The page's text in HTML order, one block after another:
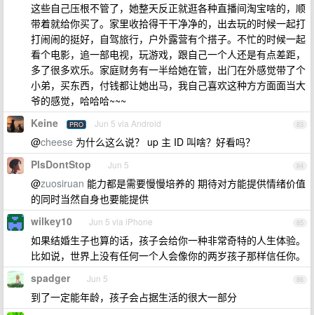
这些自己压根不管了，她整天反正就逛各种直播间淘宝啥的，顺
带着就给你买了。家里收拾得干干净净的，出去玩的时候一起打
打闹闹的挺好，自驾旅行，户外露营有个搭子。不忙的时候一起
看个电影，追一部电视，玩游戏，跟自己一个人还是有点差距，
多了很多欢乐。家庭财务有一半给她在管，出门在外感觉带了个
小弟，买东西，付钱都让她出马，我自己喜欢这种方方面面当大
爷的感觉，哈哈哈~~~
83
Keine PRO Jun 5 via Android
@cheese 为什么这么说？ up 主 ID 叫啥？好看吗？
84
PlsDontStop Jun 5
@zuosiruan 能力都是需要慢慢培养的 期待对方能提供情绪价值
的同时当然自身也要能提供
85
wilkey10 Jun 5 via iPhone
如果结婚生子也算的话，孩子会给你一种非常奇特的人生体验。
比如说，世界上没有任何一个人会像你的两岁孩子那样信任你。
86
spadger Jun 5
到了一定能年龄，孩子会占据生活的很大一部分